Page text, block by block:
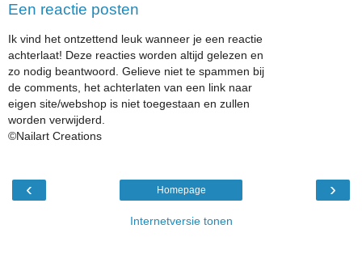
Een reactie posten
Ik vind het ontzettend leuk wanneer je een reactie
achterlaat! Deze reacties worden altijd gelezen en
zo nodig beantwoord. Gelieve niet te spammen bij
de comments, het achterlaten van een link naar
eigen site/webshop is niet toegestaan en zullen
worden verwijderd.
©Nailart Creations
‹ ›
Homepage
Internetversie tonen